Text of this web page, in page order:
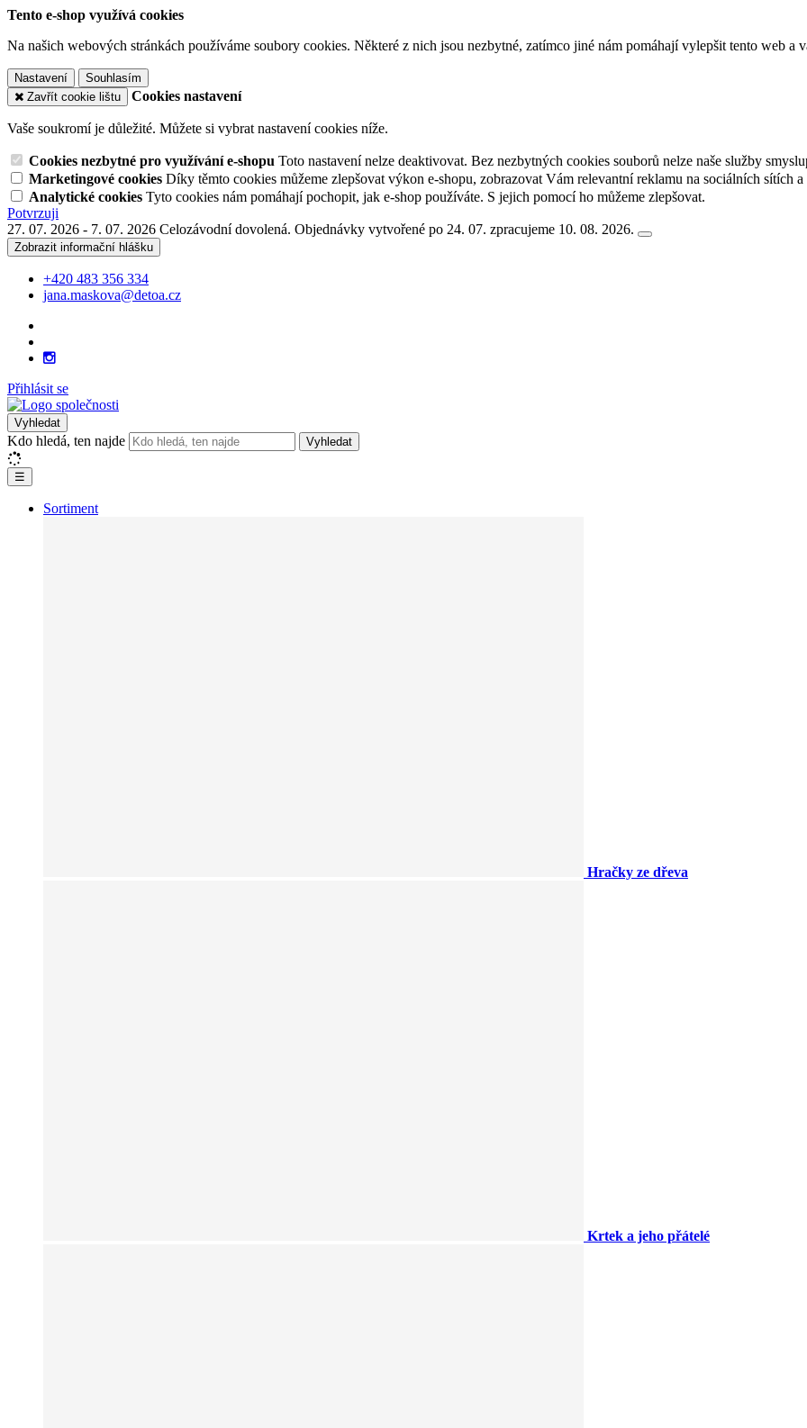
Tento e-shop využívá cookies
Na našich webových stránkách používáme soubory cookies. Některé z nich jsou nezbytné, zatímco jiné nám pomáhají vylepšit tento web a
Nastavení
Souhlasím
Zavřít cookie lištu
Cookies nastavení
Vaše soukromí je důležité. Můžete si vybrat nastavení cookies níže.
Cookies nezbytné pro využívání e-shopu Toto nastavení nelze deaktivovat. Bez nezbytných cookies souborů nelze naše služby
Marketingové cookies Díky těmto cookies můžeme zlepšovat výkon e-shopu, zobrazovat Vám relevantní reklamu na sociálních sítích
Analytické cookies Tyto cookies nám pomáhají pochopit, jak e-shop používáte. S jejich pomocí ho můžeme zlepšovat.
Potvrzuji
27. 07. 2026 - 7. 07. 2026 Celozávodní dovolená. Objednávky vytvořené po 24. 07. zpracujeme 10. 08. 2026.
Zobrazit informační hlášku
+420 483 356 334
jana.maskova@detoa.cz
Přihlásit se
Vyhledat
Kdo hledá, ten najde Vyhledat
☰
Sortiment
Hračky ze dřeva
Krtek a jeho přátelé